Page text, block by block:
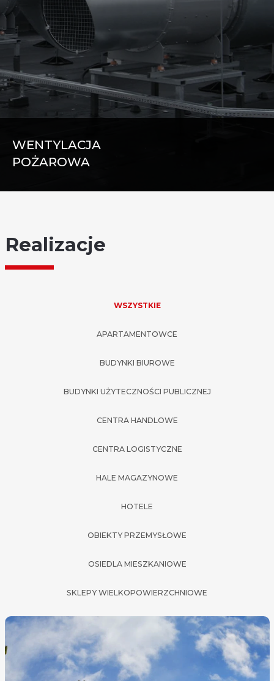
WENTYLACJA
POŻAROWA
SYSTEMY WENTYLACJI POŻAROWEJ
CENTRALE ZASILAJĄCO-STERUJĄCE
Realizacje
WSZYSTKIE
APARTAMENTOWCE
BUDYNKI BIUROWE
BUDYNKI UŻYTECZNOŚCI PUBLICZNEJ
CENTRA HANDLOWE
CENTRA LOGISTYCZNE
HALE MAGAZYNOWE
HOTELE
OBIEKTY PRZEMYSŁOWE
OSIEDLA MIESZKANIOWE
SKLEPY WIELKOPOWIERZCHNIOWE